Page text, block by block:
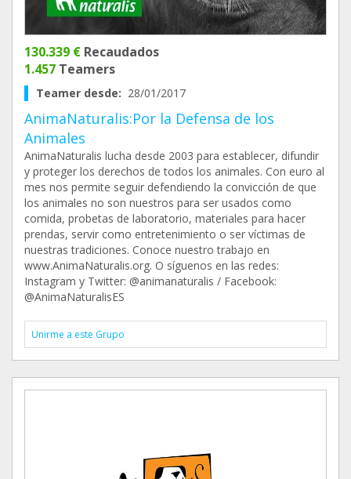
130.339 € Recaudados
1.457 Teamers
Teamer desde: 28/01/2017
AnimaNaturalis:Por la Defensa de los
Animales
AnimaNaturalis lucha desde 2003 para establecer, difundir
y proteger los derechos de todos los animales. Con euro al
mes nos permite seguir defendiendo la convicción de que
los animales no son nuestros para ser usados como
comida, probetas de laboratorio, materiales para hacer
prendas, servir como entretenimiento o ser víctimas de
nuestras tradiciones. Conoce nuestro trabajo en
www.AnimaNaturalis.org. O síguenos en las redes:
Instagram y Twitter: @animanaturalis / Facebook:
@AnimaNaturalisES
Unirme a este Grupo